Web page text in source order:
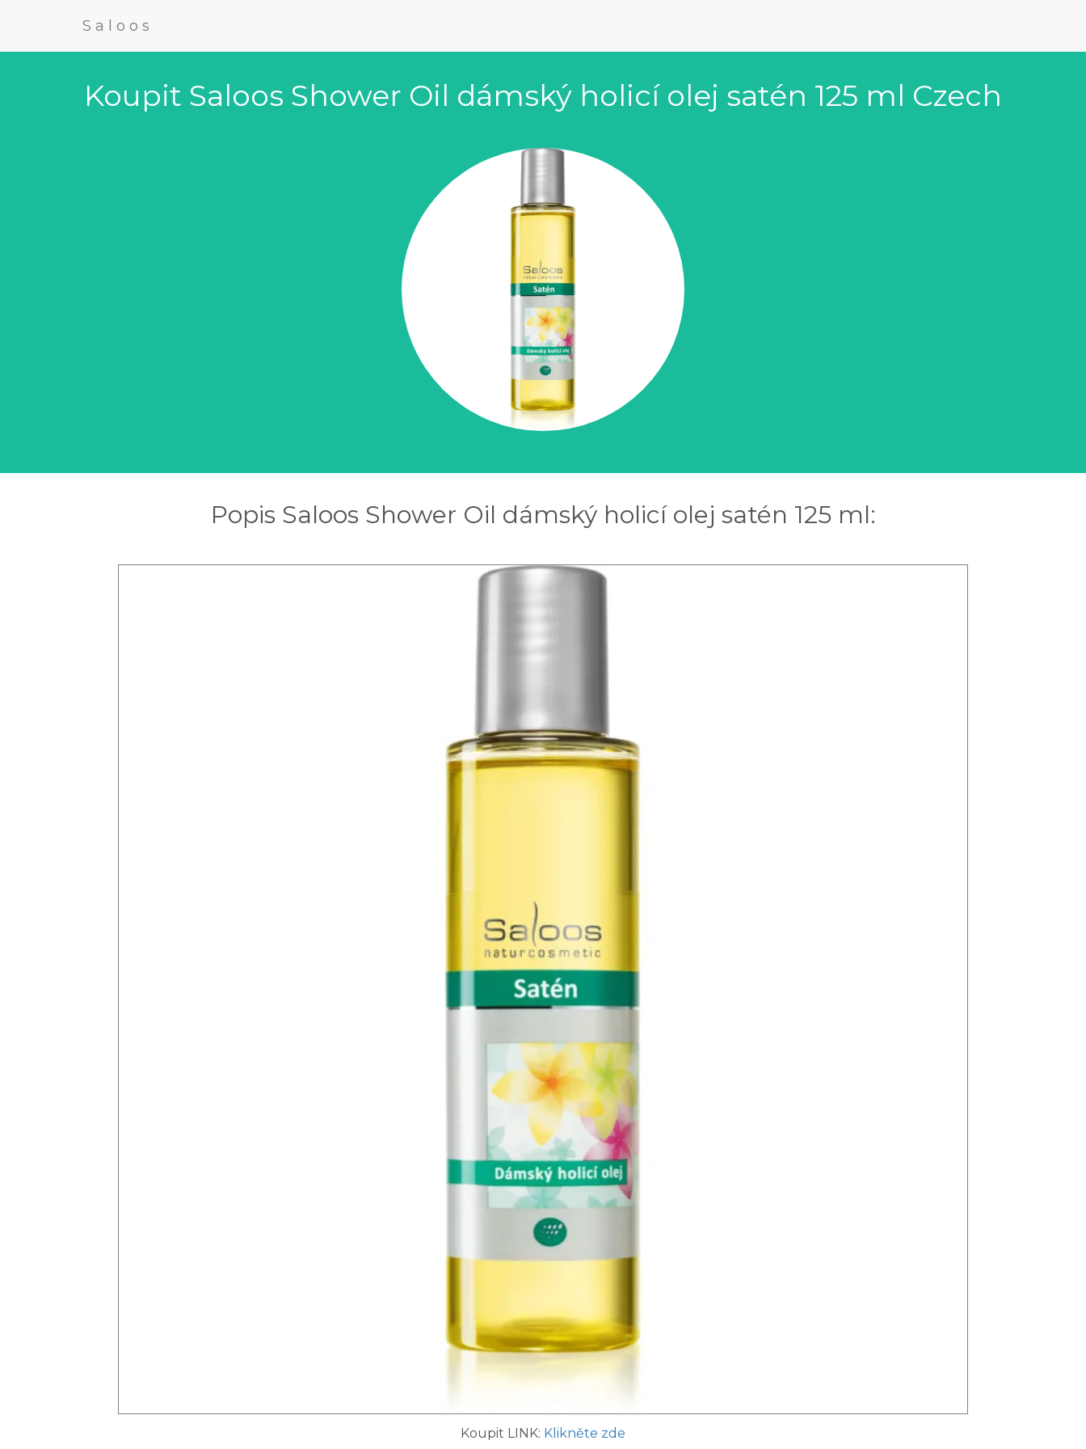
Saloos
Koupit Saloos Shower Oil dámský holicí olej satén 125 ml Czech
Popis Saloos Shower Oil dámský holicí olej satén 125 ml:
Koupit LINK: Klikněte zde